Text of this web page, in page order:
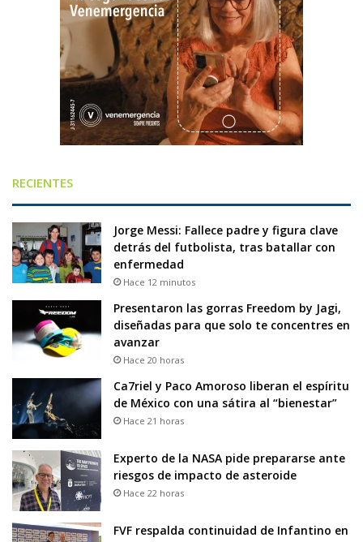
RECIENTES
Jorge Messi: Fallece padre y figura clave
detrás del futbolista, tras batallar con
enfermedad
Hace 12 minutos
Presentaron las gorras Freedom by Jagi,
diseñadas para que solo te concentres en
avanzar
Hace 20 horas
Ca7riel y Paco Amoroso liberan el espíritu
de México con una sátira al “bienestar”
Hace 21 horas
Experto de la NASA pide prepararse ante
riesgos de impacto de asteroide
Hace 22 horas
FVF respalda continuidad de Infantino en